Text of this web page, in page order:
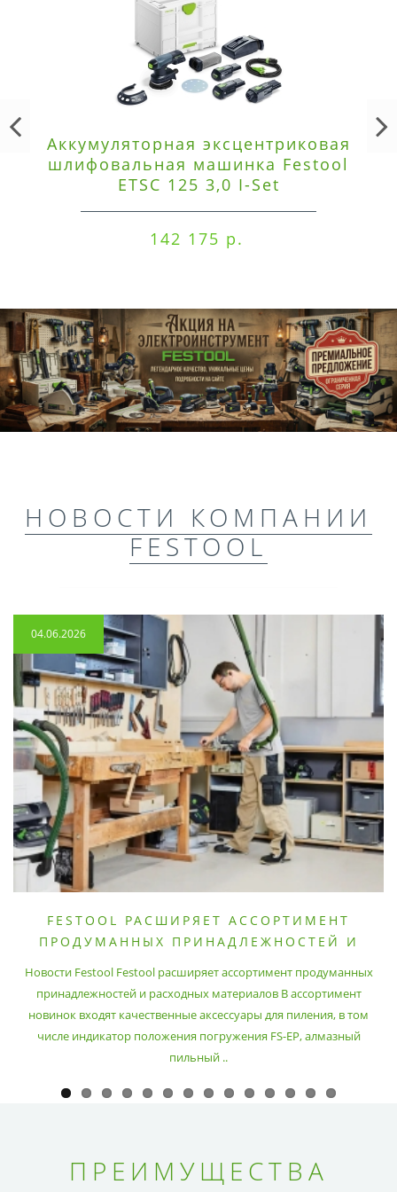
Аккумуляторная эксцентриковая
шлифовальная машинка Festool
ETSC 125 3,0 I-Set
142 175 р.
НОВОСТИ КОМПАНИИ
FESTOOL
04.06.2026
FESTOOL РАСШИРЯЕТ АССОРТИМЕНТ
ПРОДУМАННЫХ ПРИНАДЛЕЖНОСТЕЙ И
Новости Festool Festool расширяет ассортимент продуманных
принадлежностей и расходных материалов В ассортимент
новинок входят качественные аксессуары для пиления, в том
числе индикатор положения погружения FS-EP, алмазный
пильный ..
ПРЕИМУЩЕСТВА